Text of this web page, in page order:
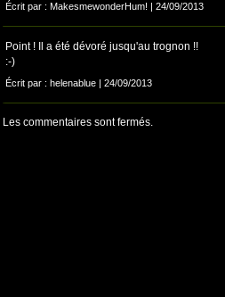
Écrit par : MakesmewonderHum! | 24/09/2013
Point ! Il a été dévoré jusqu'au trognon !!
:-)
Écrit par : helenablue | 24/09/2013
Les commentaires sont fermés.